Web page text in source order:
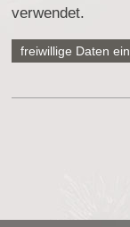
verwendet.
freiwillige Daten